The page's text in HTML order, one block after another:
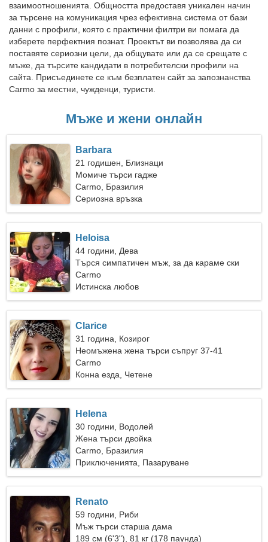
взаимоотношенията. Общността предоставя уникален начин
за търсене на комуникация чрез ефективна система от бази
данни с профили, която с практични филтри ви помага да
изберете перфектния познат. Проектът ви позволява да си
поставяте сериозни цели, да общувате или да се срещате с
мъже, да търсите кандидати в потребителски профили на
сайта. Присъединете се към безплатен сайт за запознанства
Carmo за местни, чужденци, туристи.
Мъже и жени онлайн
Barbara
21 годишен, Близнаци
Момиче търси гадже
Carmo, Бразилия
Сериозна връзка
Heloisa
44 години, Дева
Търся симпатичен мъж, за да караме ски
заедно
Carmo
Истинска любов
Clarice
31 година, Козирог
Неомъжена жена търси съпруг 37-41
Carmo
Конна езда, Четене
Helena
30 години, Водолей
Жена търси двойка
Carmo, Бразилия
Приключенията, Пазаруване
Renato
59 години, Риби
Мъж търси старша дама
189 см (6'3"), 81 кг (178 паунда)